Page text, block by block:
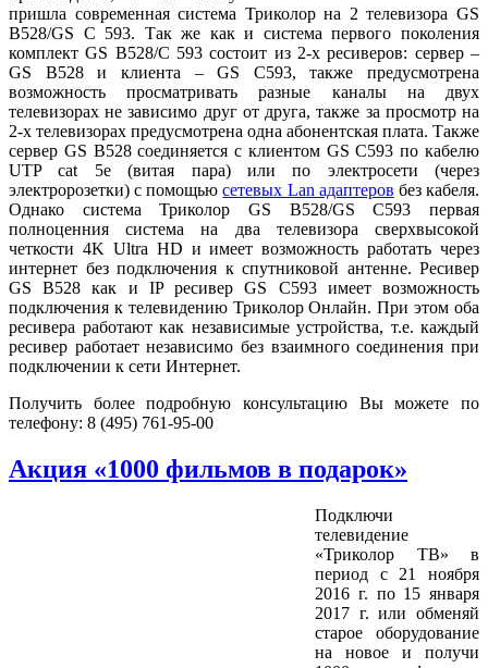
пришла современная система Триколор на 2 телевизора GS
B528/GS C 593. Так же как и система первого поколения
комплект GS B528/C 593 состоит из 2-х ресиверов: сервер –
GS B528 и клиента – GS C593, также предусмотрена
возможность просматривать разные каналы на двух
телевизорах не зависимо друг от друга, также за просмотр на
2-х телевизорах предусмотрена одна абонентская плата. Также
сервер GS B528 соединяется с клиентом GS C593 по кабелю
UTP cat 5e (витая пара) или по электросети (через
электророзетки) с помощьюсетевых Lan адаптеров без кабеля.
Однако система Триколор GS B528/GS C593 первая
полноценния система на два телевизора сверхвысокой
четкости 4K Ultra HD и имеет возможность работать через
интернет без подключения к спутниковой антенне. Ресивер
GS B528 как и IP ресивер GS C593 имеет возможность
подключения к телевидению Триколор Онлайн. При этом оба
ресивера работают как независимые устройства, т.е. каждый
ресивер работает независимо без взаимного соединения при
подключении к сети Интернет.
Получить более подробную консультацию Вы можете по
телефону: 8 (495) 761-95-00
Акция «1000 фильмов в подарок»
Подключи
телевидение
«Триколор ТВ» в
период с 21 ноября
2016 г. по 15 января
2017 г. или обменяй
старое оборудование
на новое и получи